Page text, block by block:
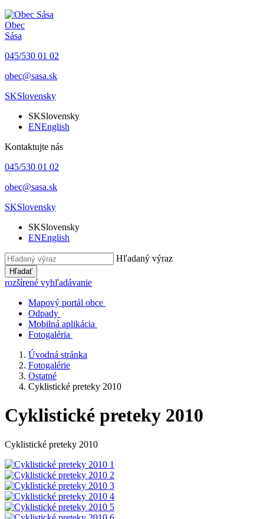
Obec
Sása
045/530 01 02
obec@sasa.sk
SKSlovensky
SKSlovensky
ENEnglish
Kontaktujte nás
045/530 01 02
obec@sasa.sk
SKSlovensky
SKSlovensky
ENEnglish
Hľadaný výraz
Hľadať
rozšírené vyhľadávanie
Mapový portál obce
Odpady
Mobilná aplikácia
Fotogaléria
Úvodná stránka
Fotogalérie
Ostatné
Cyklistické preteky 2010
Cyklistické preteky 2010
Cyklistické preteky 2010